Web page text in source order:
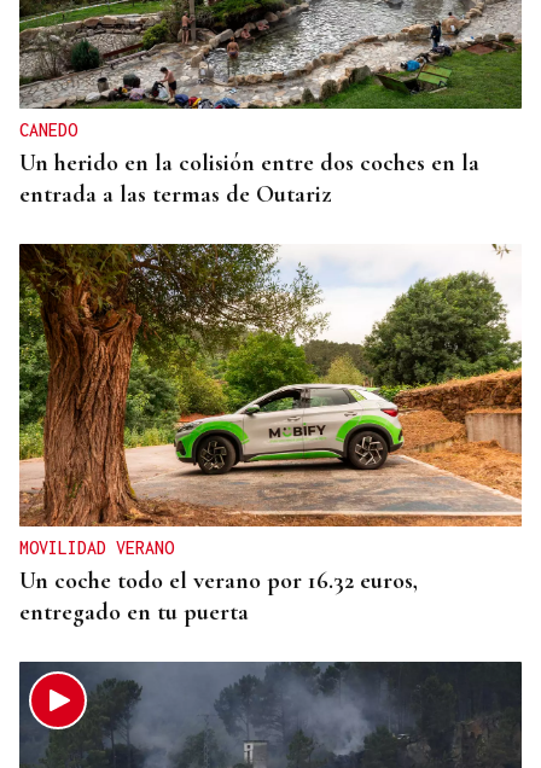
CANEDO
Un herido en la colisión entre dos coches en la
entrada a las termas de Outariz
MOVILIDAD VERANO
Un coche todo el verano por 16.32 euros,
entregado en tu puerta